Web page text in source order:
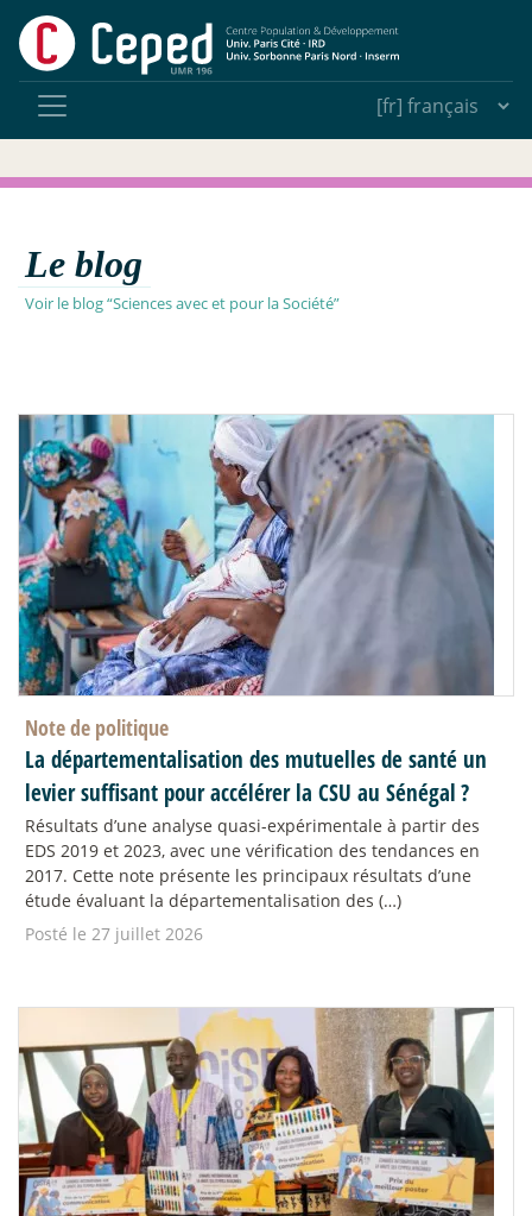
Le blog
Voir le blog “Sciences avec et pour la Société”
Note de politique
La départementalisation des mutuelles de santé un
levier suffisant pour accélérer la CSU au Sénégal?
Résultats d’une analyse quasi-expérimentale à partir des
EDS 2019 et 2023, avec une vérification des tendances en
2017. Cette note présente les principaux résultats d’une
étude évaluant la départementalisation des (…)
Posté le 27 juillet 2026